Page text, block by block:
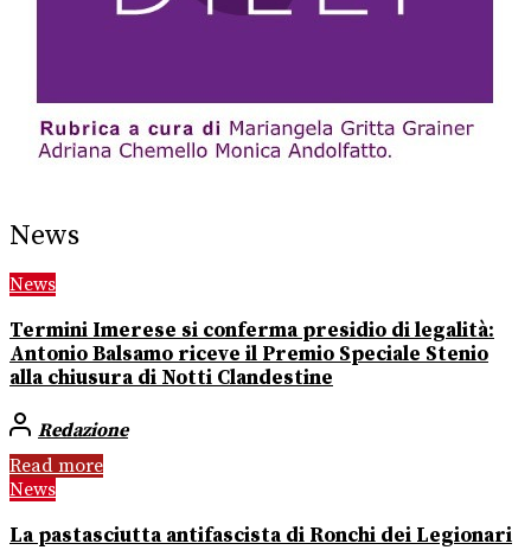
News
News
Termini Imerese si conferma presidio di legalità:
Antonio Balsamo riceve il Premio Speciale Stenio
alla chiusura di Notti Clandestine
Redazione
Read more
News
La pastasciutta antifascista di Ronchi dei Legionari